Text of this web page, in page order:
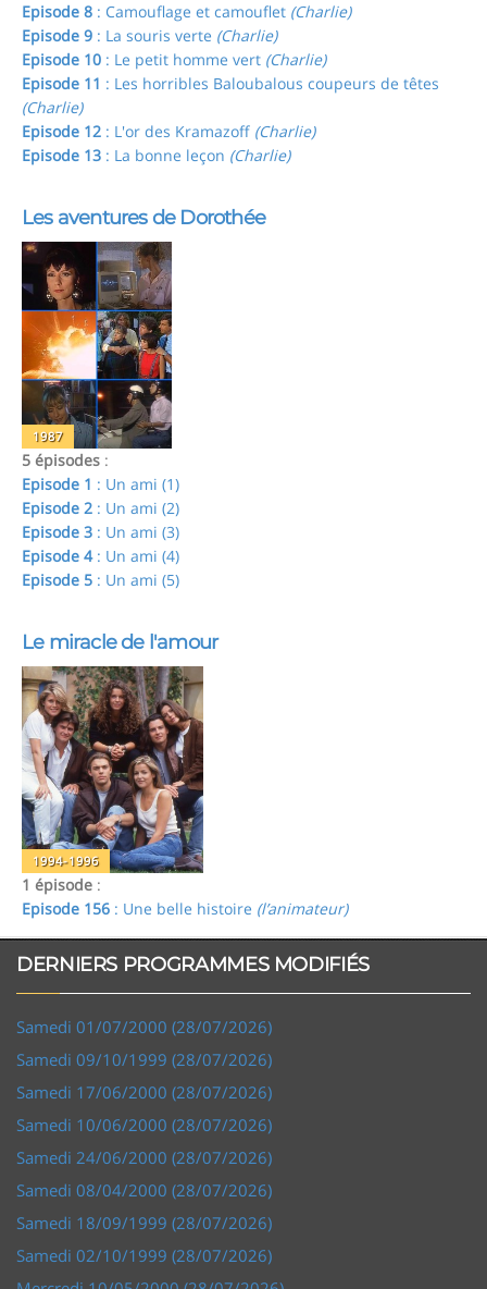
Episode 8 : Camouflage et camouflet (Charlie)
Episode 9 : La souris verte (Charlie)
Episode 10 : Le petit homme vert (Charlie)
Episode 11 : Les horribles Baloubalous coupeurs de têtes
(Charlie)
Episode 12 : L'or des Kramazoff (Charlie)
Episode 13 : La bonne leçon (Charlie)
Les aventures de Dorothée
1987
5 épisodes :
Episode 1 : Un ami (1)
Episode 2 : Un ami (2)
Episode 3 : Un ami (3)
Episode 4: Un ami (4)
Episode 5 : Un ami (5)
Le miracle de l'amour
1994-1996
1 épisode :
Episode 156 : Une belle histoire (l’animateur)
DERNIERS PROGRAMMES MODIFIÉS
Samedi 01/07/2000 (28/07/2026)
Samedi 09/10/1999 (28/07/2026)
Samedi 17/06/2000 (28/07/2026)
Samedi 10/06/2000 (28/07/2026)
Samedi 24/06/2000 (28/07/2026)
Samedi 08/04/2000 (28/07/2026)
Samedi 18/09/1999 (28/07/2026)
Samedi 02/10/1999 (28/07/2026)